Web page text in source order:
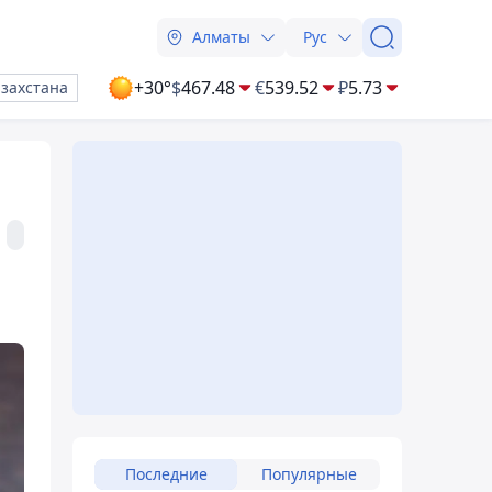
Алматы Рус
+30°$467.48 €539.52 ₽5.73
Последние Популярные